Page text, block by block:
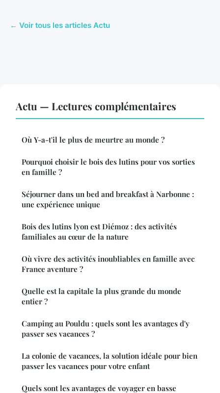
← Voir tous les articles Actu
Actu — Lectures complémentaires
Où Y-a-t'il le plus de meurtre au monde ?
Pourquoi choisir le bois des lutins pour vos sorties
en famille ?
Séjourner dans un bed and breakfast à Narbonne :
une expérience unique
Bois des lutins lyon est Diémoz : des activités
familiales au cœur de la nature
Où vivre des activités inoubliables en famille avec
France aventure ?
Quelle est la capitale la plus grande du monde
entier ?
Camping au Pouldu : quels sont les avantages d'y
passer ses vacances ?
La colonie de vacances, la solution idéale pour bien
passer les vacances pour votre enfant
Quels sont les avantages de voyager en basse